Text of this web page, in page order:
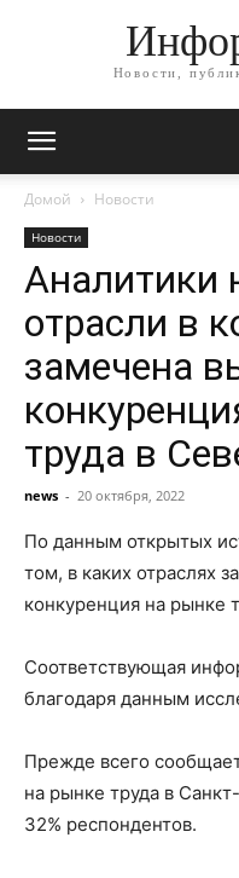
Новости,
Домой Новости
Новости
Аналитики
отрасли в
замечена
труда в
news - 20 октября, 2022
По данным открытых
том, в каких отраслях
конкуренция на рынке
Соответствующая
благодаря данным
Прежде всего
на рынке труда в
32% респондентов.